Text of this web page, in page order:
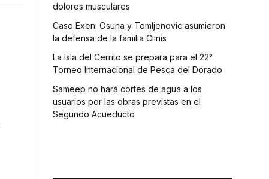
dolores musculares
Caso Exen: Osuna y Tomljenovic asumieron
la defensa de la familia Clinis
La Isla del Cerrito se prepara para el 22°
Torneo Internacional de Pesca del Dorado
Sameep no hará cortes de agua a los
usuarios por las obras previstas en el
Segundo Acueducto